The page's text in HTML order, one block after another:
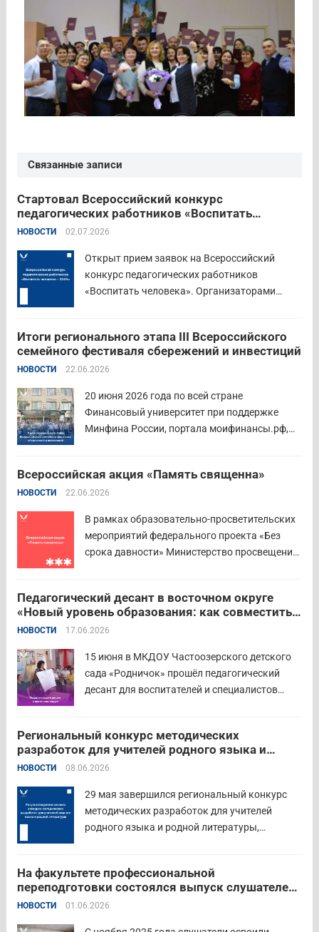
Связанные записи
Стартовал Всероссийский конкурс
педагогических работников «Воспитать
человека – 2026»
НОВОСТИ 02.07.2026
Открыт прием заявок на Всероссийский
конкурс педагогических работников
«Воспитать человека». Организаторами
Институт изучения детства, семьи и
воспитания и Российский детско-юношеский
центр. Прием заявок пройдет до 26 июля
включительно. Участниками конкурса могут
стать педагоги детских...
Итоги регионального этапа III Всероссийского
семейного фестиваля сбережений и инвестиций
НОВОСТИ 22.06.2026
20 июня 2026 года по всей стране
Финансовый университет при поддержке
Минфина России, портала моифинансы.рф,
семейного фестиваля сбережений и
инвестиций. В Курганской области
филиал Финуниверситета. 16 семей-
победителей... Читать дальше
Всероссийская акция «Память священна»
НОВОСТИ 22.06.2026
В рамках образовательно-просветительских
мероприятий федерального проекта «Без
срока давности» Министерство просвещения
проводят всероссийскую акцию «Память
священна». 22 июня 2026 года Россия
отмечает 85-ю годовщину начала Великой
Педагогический десант в восточном округе
«Новый уровень образования: как совместить
качество и эффективность»
НОВОСТИ 17.06.2026
15 июня в МКДОУ Частоозерского детского
сада «Родничок» прошёл педагогический
десант для воспитателей и специалистов
педагогов восточного округа для повышения
профессиональных компетенций и
знакомства с актуальными подходами к
Региональный конкурс методических
разработок для учителей родного языка и
родной литературы
НОВОСТИ 08.06.2026
29 мая завершился региональный конкурс
методических разработок для учителей
родного языка и родной литературы,
инновационными подходами в преподавании
родного языка и родной литературы. Цели
конкурса: — выявление и распространение
передового педагогического...
На факультете профессиональной
переподготовки состоялся выпуск слушателей
отделения «Психология»
НОВОСТИ 01.06.2026